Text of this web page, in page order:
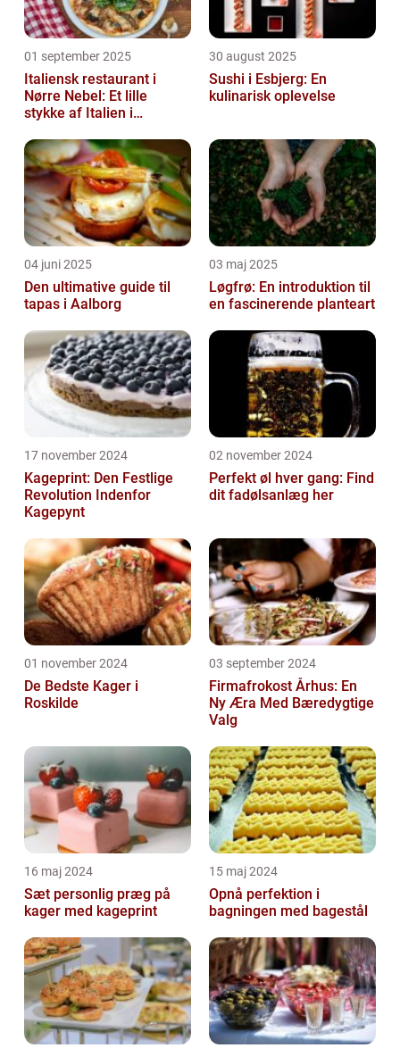
01 september 2025
Italiensk restaurant i
Nørre Nebel: Et lille
stykke af Italien i
30 august 2025
Sushi i Esbjerg: En
kulinarisk oplevelse
04 juni 2025
Den ultimative guide til
tapas i Aalborg
03 maj 2025
Løgfrø: En introduktion til
en fascinerende planteart
17 november 2024
Kageprint: Den Festlige
Revolution Indenfor
Kagepynt
02 november 2024
Perfekt øl hver gang: Find
dit fadølsanlæg her
01 november 2024
De Bedste Kager i
Roskilde
03 september 2024
Firmafrokost Århus: En
Ny Æra Med Bæredygtige
Valg
16 maj 2024
Sæt personlig præg på
kager med kageprint
15 maj 2024
Opnå perfektion i
bagningen med bagestål